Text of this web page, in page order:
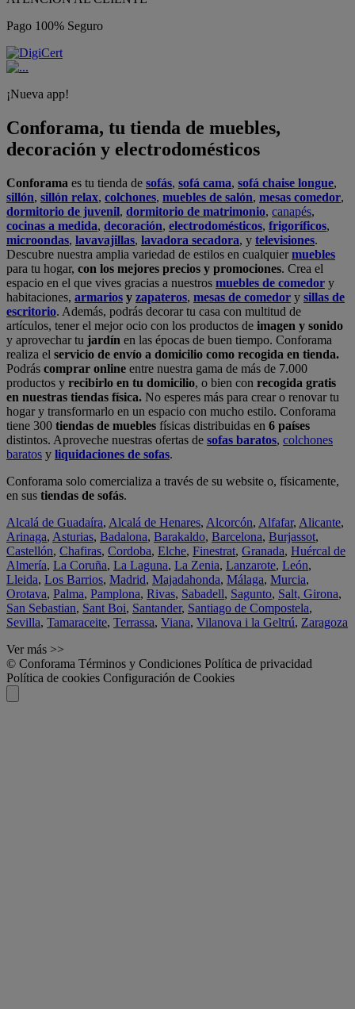
Pago 100% Seguro
¡Nueva app!
Conforama, tu tienda de muebles,
decoración y electrodomésticos
Conforama es tu tienda de sofás, sofá cama, sofá chaise longue,
sillón, sillón relax, colchones, muebles de salón, mesas comedor,
dormitorio de juvenil, dormitorio de matrimonio, canapés,
cocinas a medida, decoración, electrodomésticos, frigoríficos,
microondas, lavavajillas, lavadora secadora, y televisiones.
Descubre nuestra amplia variedad de estilos en cualquiermuebles
para tu hogar, con los mejores precios y promociones. Crea el
espacio en el que vives gracias a nuestros muebles de comedor y
habitaciones, armarios y zapateros, mesas de comedor y sillas de
escritorio. Además, podrás decorar tu casa con multitud de
artículos, tener el mejor ocio con los productos de imagen y sonido
y aprovechar tu jardín en las épocas de buen tiempo. Conforama
realiza el servicio de envío a domicilio como recogida en tienda.
Podrás comprar online entre nuestra gama de más de 7.000
productos y recibirlo en tu domicilio, o bien con recogida gratis
en nuestras tiendas física. No esperes más para crear o renovar tu
hogar y transformarlo en un espacio con mucho estilo. Conforama
tiene 300 tiendas de muebles físicas distribuidas en 6 países
distintos. Aproveche nuestras ofertas de sofas baratos, colchones
baratos y liquidaciones de sofas.
Conforama solo comercializa a través de su website o, físicamente,
en sus tiendas de sofás.
Alcalá de Guadaíra, Alcalá de Henares, Alcorcón, Alfafar, Alicante,
Arinaga, Asturias, Badalona, Barakaldo, Barcelona, Burjassot,
Castellón, Chafiras, Cordoba, Elche, Finestrat, Granada, Huércal de
Almería, La Coruña, La Laguna, La Zenia, Lanzarote, León,
Lleida, Los Barrios, Madrid, Majadahonda, Málaga, Murcia,
Orotava, Palma, Pamplona, Rivas, Sabadell, Sagunto, Salt, Girona,
San Sebastian, Sant Boi, Santander, Santiago de Compostela,
Sevilla, Tamaraceite, Terrassa, Viana, Vilanova i la Geltrú, Zaragoza
Ver más >>
© Conforama Términos y Condiciones Política de privacidad
Política de cookies Configuración de Cookies